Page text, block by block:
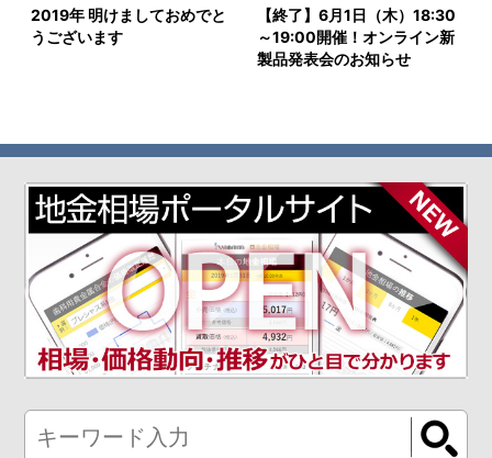
2019年 明けましておめでと
うございます
【終了】6月1日（木）18:30
～19:00開催！オンライン新
製品発表会のお知らせ